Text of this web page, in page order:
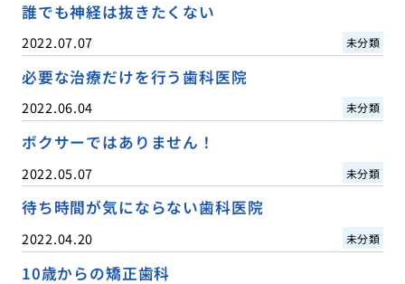
誰でも神経は抜きたくない
2022.07.07 未分類
必要な治療だけを行う歯科医院
2022.06.04 未分類
ボクサーではありません！
2022.05.07 未分類
待ち時間が気にならない歯科医院
2022.04.20 未分類
10歳からの矯正歯科